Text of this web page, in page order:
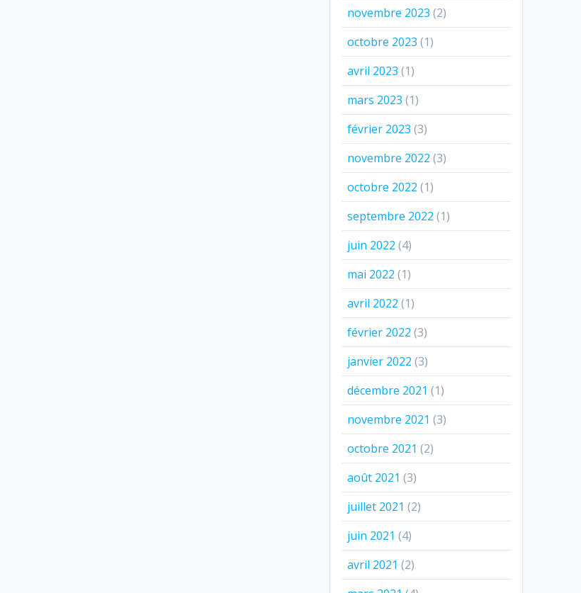
novembre 2023 (2)
octobre 2023 (1)
avril 2023 (1)
mars 2023 (1)
février 2023 (3)
novembre 2022 (3)
octobre 2022 (1)
septembre 2022 (1)
juin 2022 (4)
mai 2022 (1)
avril 2022 (1)
février 2022 (3)
janvier 2022 (3)
décembre 2021 (1)
novembre 2021 (3)
octobre 2021 (2)
août 2021 (3)
juillet 2021 (2)
juin 2021 (4)
avril 2021 (2)